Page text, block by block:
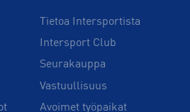
Tietoa Intersportista
Intersport Club
Seurakauppa
Vastuullisuus
Avoimet työpaikat